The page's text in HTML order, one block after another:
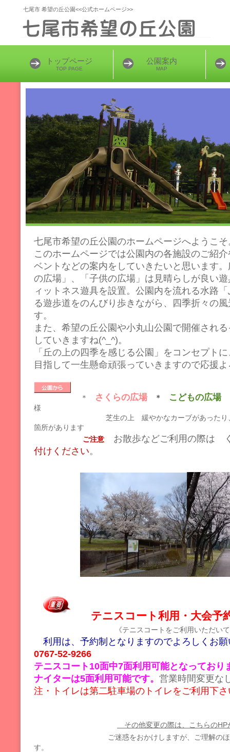
七尾市 希望の丘公園<<公式ホームページ>>
七尾市希望の丘公園のホームページへようこ
このホームページでは公園内の各施設のご紹
ベントなどの案内をしていきたいと思います
の広場」、「子供の広場」は見晴らしが良い
ィットネス遊具を設置。公園内を流れる水路
る遊歩道をのんびり歩きながら、四季折々の
す。
また、希望の丘公園や小丸山公園で開催され
していきますね(^_^)。
「丘の上の四季を感じる公園」をコンセプト
目指して一生懸命頑張っていきますので応援
＊ さくらの広場 ＊ こどもの広場
様
芝生の上 緩やかなカーブがあったり、地盤
箇所があります
ご注意
お散歩などご利用の際は
付けください。
テニスコート利用・大会予
《テニスコートをご利用いただい
利用は、予約制となりますのでよろしくお
0767-52-9266
テニスコート10面中7面利用可能となっており
ナイターは5面利用可能です。営業時間変更な
注・トイレは第二駐車場のトイレをご利用下さ
その他変更の際は、こちらのHP
ご迷惑をおかけしますが、ご理解のほどよ
す。
トップページ
TOP PAGE
公園案内
MAP